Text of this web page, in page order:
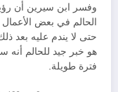
وفسر ابن سيرين أن
الحالم في بعض
حتى لا يندم عليه بعد
هو خبر جيد للحالم أنه
فترة طويلة.